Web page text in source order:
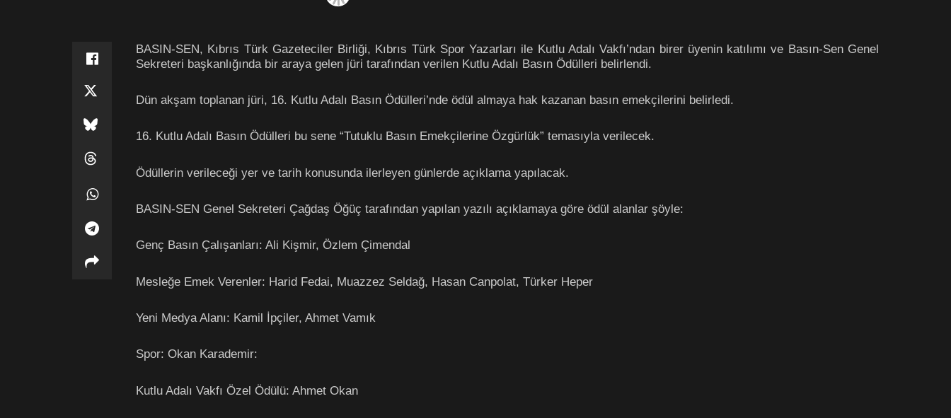
BASIN-SEN, Kıbrıs Türk Gazeteciler Birliği, Kıbrıs Türk Spor Yazarları ile Kutlu Adalı Vakfı’ndan birer üyenin katılımı ve Basın-Sen Genel
Sekreteri başkanlığında bir araya gelen jüri tarafından verilen Kutlu Adalı Basın Ödülleri belirlendi.
Dün akşam toplanan jüri, 16. Kutlu Adalı Basın Ödülleri’nde ödül almaya hak kazanan basın emekçilerini belirledi.
16. Kutlu Adalı Basın Ödülleri bu sene “Tutuklu Basın Emekçilerine Özgürlük” temasıyla verilecek.
Ödüllerin verileceği yer ve tarih konusunda ilerleyen günlerde açıklama yapılacak.
BASIN-SEN Genel Sekreteri Çağdaş Öğüç tarafından yapılan yazılı açıklamaya göre ödül alanlar şöyle:
Genç Basın Çalışanları: Ali Kişmir, Özlem Çimendal
Mesleğe Emek Verenler: Harid Fedai, Muazzez Seldağ, Hasan Canpolat, Türker Heper
Yeni Medya Alanı: Kamil İpçiler, Ahmet Vamık
Spor: Okan Karademir:
Kutlu Adalı Vakfı Özel Ödülü: Ahmet Okan